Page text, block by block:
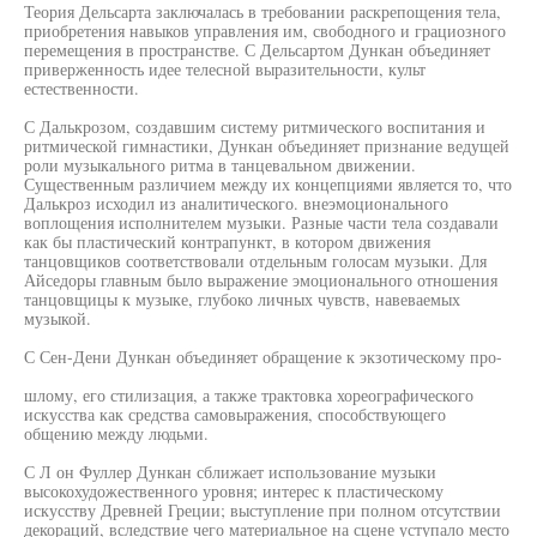
Теория Дельсарта заключалась в требовании раскрепощения тела,
приобретения навыков управления им, свободного и грациозного
перемещения в пространстве. С Дельсартом Дункан объединяет
приверженность идее телесной выразительности, культ
естественности.
С Далькрозом, создавшим систему ритмического воспитания и
ритмической гимнастики, Дункан объединяет признание ведущей
роли музыкального ритма в танцевальном движении.
Существенным различием между их концепциями является то, что
Далькроз исходил из аналитического. внеэмоционального
воплощения исполнителем музыки. Разные части тела создавали
как бы пластический контрапункт, в котором движения
танцовщиков соответствовали отдельным голосам музыки. Для
Айседоры главным было выражение эмоционального отношения
танцовщицы к музыке, глубоко личных чувств, навеваемых
музыкой.
С Сен-Дени Дункан объединяет обращение к экзотическому про-
шлому, его стилизация, а также трактовка хореографического
искусства как средства самовыражения, способствующего
общению между людьми.
С Л он Фуллер Дункан сближает использование музыки
высокохудожественного уровня; интерес к пластическому
искусству Древней Греции; выступление при полном отсутствии
декораций, вследствие чего материальное на сцене уступало место